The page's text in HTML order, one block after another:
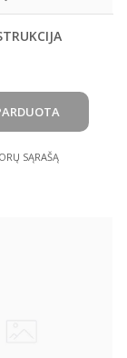
SĄRAŠĄ